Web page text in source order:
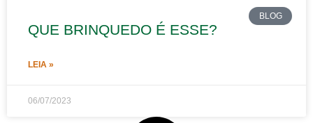
BLOG
QUE BRINQUEDO É ESSE?
LEIA »
06/07/2023